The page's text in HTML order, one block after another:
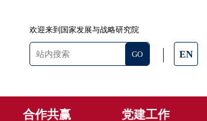
欢迎来到国家发展与战略研究院
EN
合作共赢 党建工作